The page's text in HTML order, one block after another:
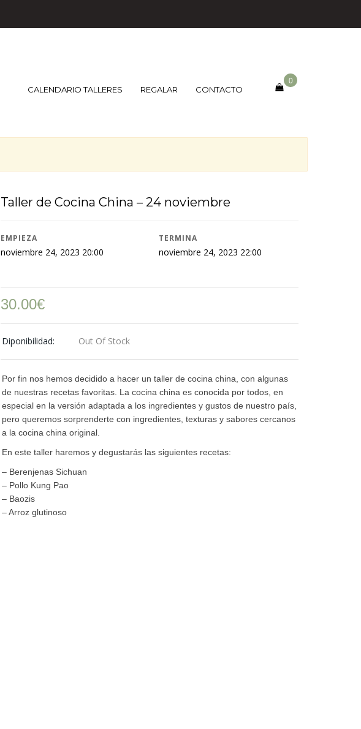
CALENDARIO TALLERES REGALAR CONTACTO
0
Taller de Cocina China – 24 noviembre
EMPIEZA
noviembre 24, 2023 20:00
TERMINA
noviembre 24, 2023 22:00
30.00€
Diponibilidad: Out Of Stock
Por fin nos hemos decidido a hacer un taller de cocina china, con algunas
de nuestras recetas favoritas. La cocina china es conocida por todos, en
especial en la versión adaptada a los ingredientes y gustos de nuestro país,
pero queremos sorprenderte con ingredientes, texturas y sabores cercanos
a la cocina china original.
En este taller haremos y degustarás las siguientes recetas:
– Berenjenas Sichuan
– Pollo Kung Pao
– Baozis
– Arroz glutinoso